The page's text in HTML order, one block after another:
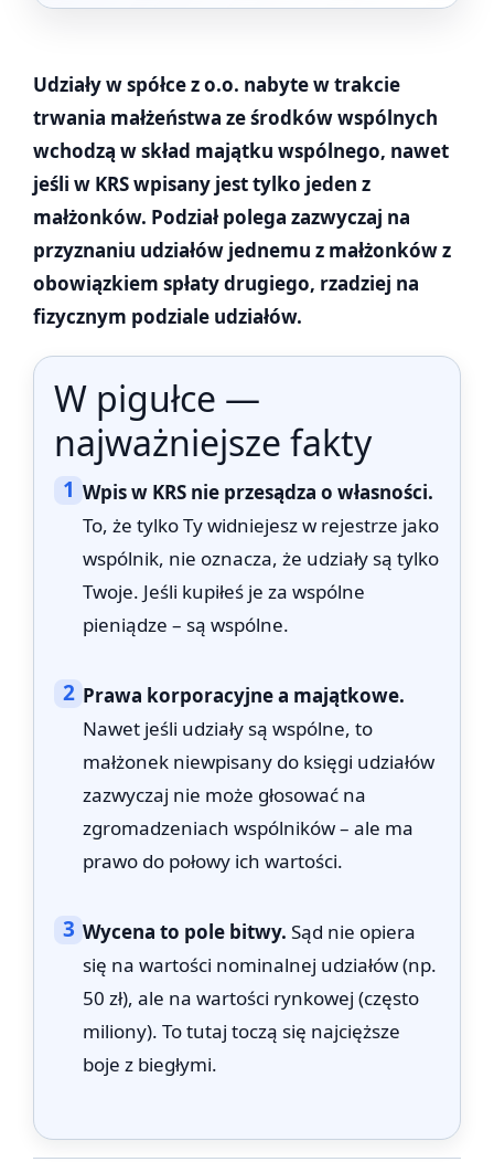
Udziały w spółce z o.o. nabyte w trakcie
trwania małżeństwa ze środków wspólnych
wchodzą w skład majątku wspólnego, nawet
jeśli w KRS wpisany jest tylko jeden z
małżonków. Podział polega zazwyczaj na
przyznaniu udziałów jednemu z małżonków z
obowiązkiem spłaty drugiego, rzadziej na
fizycznym podziale udziałów.
W pigułce —
najważniejsze fakty
1 Wpis w KRS nie przesądza o własności.
To, że tylko Ty widniejesz w rejestrze jako
wspólnik, nie oznacza, że udziały są tylko
Twoje. Jeśli kupiłeś je za wspólne
pieniądze – są wspólne.
2 Prawa korporacyjne a majątkowe.
Nawet jeśli udziały są wspólne, to
małżonek niewpisany do księgi udziałów
zazwyczaj nie może głosować na
zgromadzeniach wspólników – ale ma
prawo do połowy ich wartości.
3 Wycena to pole bitwy. Sąd nie opiera
się na wartości nominalnej udziałów (np.
50 zł), ale na wartości rynkowej (często
miliony). To tutaj toczą się najcięższe
boje z biegłymi.